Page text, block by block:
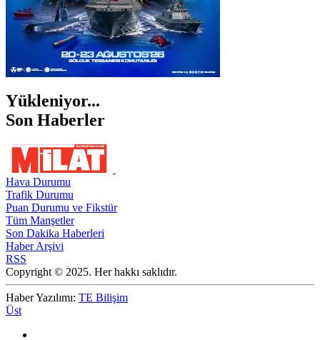
Yükleniyor...
Son Haberler
Hava Durumu
Trafik Durumu
Puan Durumu ve Fikstür
Tüm Manşetler
Son Dakika Haberleri
Haber Arşivi
RSS
Copyright © 2025. Her hakkı saklıdır.
Haber Yazılımı: TE Bilişim
Üst